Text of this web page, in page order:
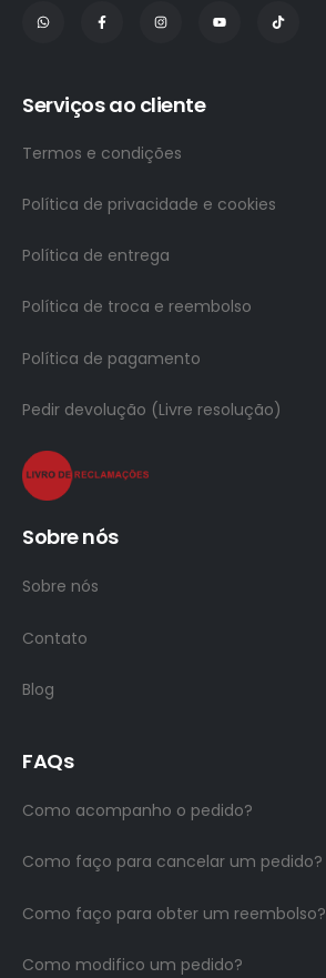
Serviços ao cliente
Termos e condições
Política de privacidade e cookies
Política de entrega
Política de troca e reembolso
Política de pagamento
Pedir devolução (Livre resolução)
Sobre nós
Sobre nós
Contato
Blog
FAQs
Como acompanho o pedido?
Como faço para cancelar um pedido?
Como faço para obter um reembolso?
Como modifico um pedido?